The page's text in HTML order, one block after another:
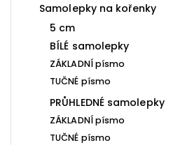
Samolepky na kořenky
5 cm
BÍLÉ samolepky
ZÁKLADNÍ písmo
TUČNÉ písmo
PRŮHLEDNÉ samolepky
ZÁKLADNÍ písmo
TUČNÉ písmo